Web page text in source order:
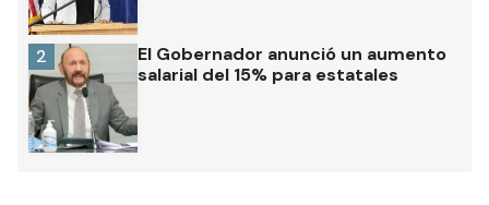
El Gobernador anunció un aumento
salarial del 15% para estatales
2